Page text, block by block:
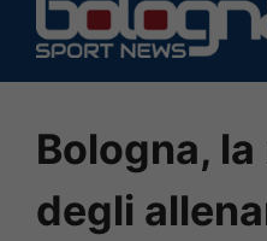
contenuto
Bologna,
degli